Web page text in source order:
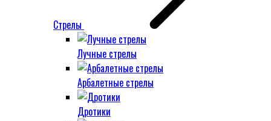
Стрелы
Лучные стрелы
Арбалетные стрелы
Дротики